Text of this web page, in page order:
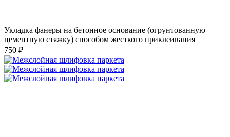
Укладка фанеры на бетонное основание (огрунтованную
цементную стяжку) способом жесткого приклеивания
750 ₽